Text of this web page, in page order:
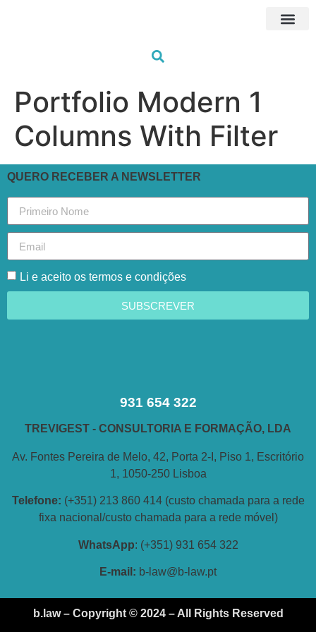
Portfolio Modern 1
Columns With Filter
QUERO RECEBER A NEWSLETTER
Li e aceito os termos e condições
SUBSCREVER
931 654 322
TREVIGEST - CONSULTORIA E FORMAÇÃO, LDA
Av. Fontes Pereira de Melo, 42, Porta 2-I, Piso 1, Escritório
1, 1050-250 Lisboa
Telefone: (+351) 213 860 414 (custo chamada para a rede
fixa nacional/custo chamada para a rede móvel)
WhatsApp: (+351) 931 654 322
E-mail: b-law@b-law.pt
b.law – Copyright © 2024 – All Rights Reserved